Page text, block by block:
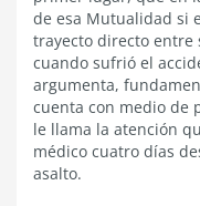
de esa Mutualidad si
trayecto directo
cuando sufrió el
argumenta,
cuenta con medio de
le llama la atención
médico cuatro días
asalto.